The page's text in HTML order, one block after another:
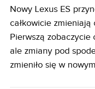
Nowy Lexus ES
całkowicie
Pierwszą zobaczycie
ale zmiany pod
zmieniło się w